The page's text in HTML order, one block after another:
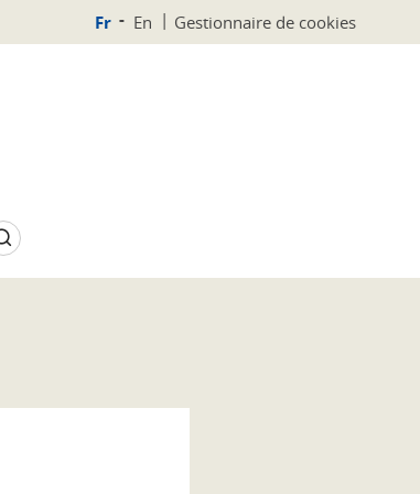
Fr En Gestionnaire de cookies
Rechercher